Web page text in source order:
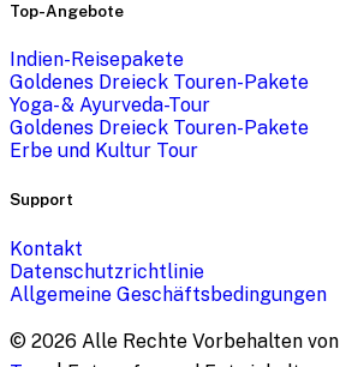
Top-Angebote
Indien-Reisepakete
Goldenes Dreieck Touren-Pakete
Yoga- & Ayurveda-Tour
Goldenes Dreieck Touren-Pakete
Erbe und Kultur Tour
Support
Kontakt
Datenschutzrichtlinie
Allgemeine Geschäftsbedingungen
© 2026 Alle Rechte Vorbehalten von